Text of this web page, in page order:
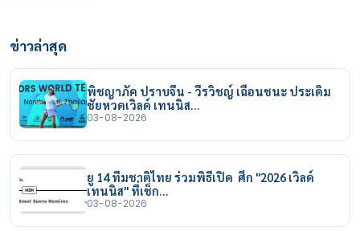
ข่าวล่าสุด
พิชญาภัค ปราบจีน - วีรวิชญ์ เฉือนชนะ ประเดิม
ชัยหวดเวิลด์ เทนนิส…
03-08-2026
ยู 14 ทีมชาติไทย ร่วมพิธีเปิด ศึก "2026 เวิลด์
เทนนิส" ที่เช็ก…
03-08-2026